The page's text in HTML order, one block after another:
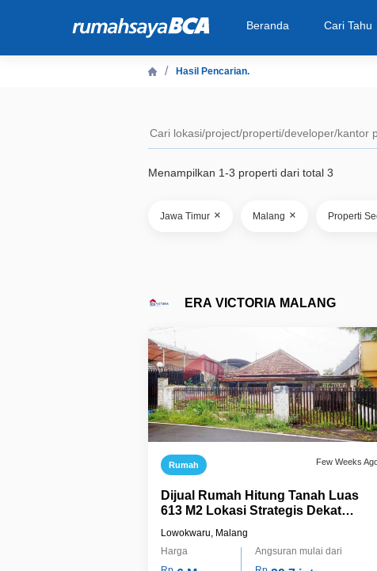
Beranda Cari Tahu
Hasil Pencarian.
Menampilkan 1-3 properti dari total 3
Jawa Timur × Malang × Properti
ERA VICTORIA MALANG
Rumah Few Weeks
Dijual Rumah Hitung Tanah Luas
613 M2 Lokasi Strategis Dekat
Lowokwaru, Malang
Harga
Angsuran mulai dari